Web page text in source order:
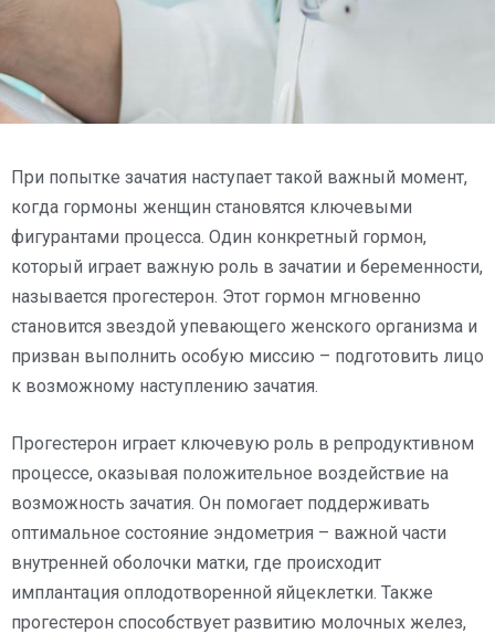
При попытке зачатия наступает такой важный момент,
когда гормоны женщин становятся ключевыми
фигурантами процесса. Один конкретный гормон,
который играет важную роль в зачатии и беременности,
называется прогестерон. Этот гормон мгновенно
становится звездой упевающего женского организма и
призван выполнить особую миссию – подготовить лицо
к возможному наступлению зачатия.
Прогестерон играет ключевую роль в репродуктивном
процессе, оказывая положительное воздействие на
возможность зачатия. Он помогает поддерживать
оптимальное состояние эндометрия – важной части
внутренней оболочки матки, где происходит
имплантация оплодотворенной яйцеклетки. Также
прогестерон способствует развитию молочных желез,